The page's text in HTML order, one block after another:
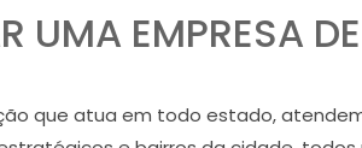
UMA EMPRESA
que atua em todo estado,